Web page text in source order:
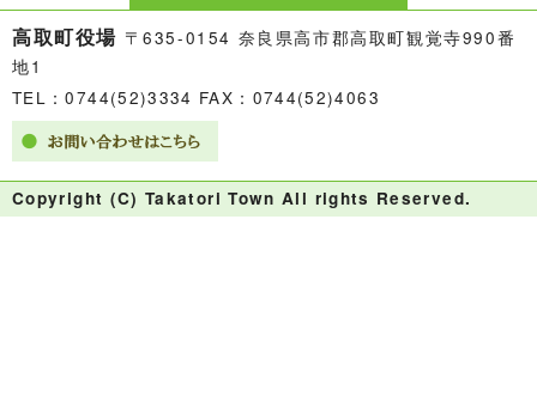
高取町役場 〒635-0154 奈良県高市郡高取町観覚寺990番
地1
TEL：0744(52)3334 FAX：0744(52)4063
Copyright (C) Takatori Town All rights Reserved.